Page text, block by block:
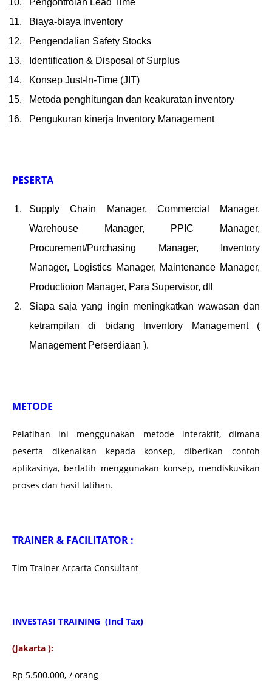
Pengontrolan Lead Time
Biaya-biaya inventory
Pengendalian Safety Stocks
Identification & Disposal of Surplus
Konsep Just-In-Time (JIT)
Metoda penghitungan dan keakuratan inventory
Pengukuran kinerja Inventory Management
PESERTA
Supply Chain Manager, Commercial Manager,
Warehouse Manager, PPIC Manager,
Procurement/Purchasing Manager, Inventory
Manager, Logistics Manager, Maintenance Manager,
Productioion Manager, Para Supervisor, dll
Siapa saja yang ingin meningkatkan wawasan dan
ketrampilan di bidang Inventory Management (
Management Perserdiaan ).
METODE
Pelatihan ini menggunakan metode interaktif, dimana
peserta dikenalkan kepada konsep, diberikan contoh
aplikasinya, berlatih menggunakan konsep, mendiskusikan
proses dan hasil latihan.
TRAINER & FACILITATOR :
Tim Trainer Arcarta Consultant
INVESTASI TRAINING (Incl Tax)
(Jakarta ):
Rp 5.500.000,-/ orang